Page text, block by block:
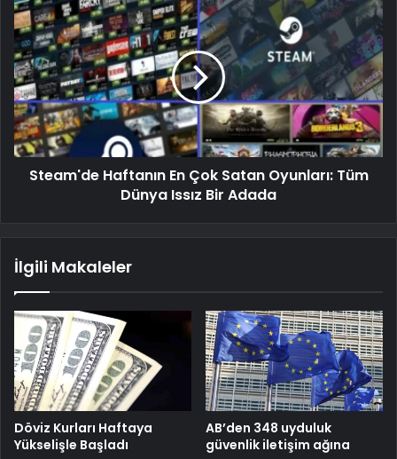
Steam'de Haftanın En Çok Satan Oyunları: Tüm
Dünya Issız Bir Adada
İlgili Makaleler
Döviz Kurları Haftaya
Yükselişle Başladı
AB’den 348 uyduluk
güvenlik iletişim ağına